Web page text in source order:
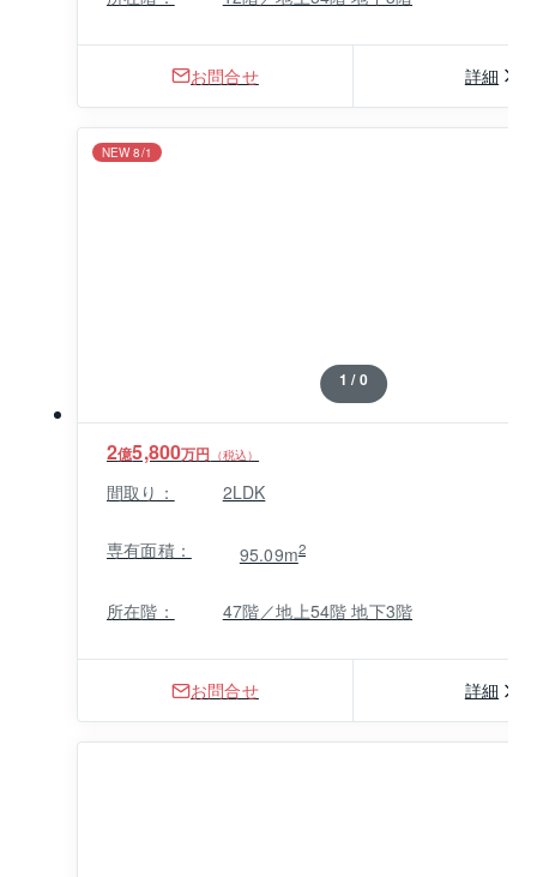
お問合せ 詳細
1 / 0
NEW 8/1
2億5,800万円 （税込）
間取り： 2LDK
専有面積： 95.09m2
所在階： 47階／地上54階 地下3階
お問合せ 詳細